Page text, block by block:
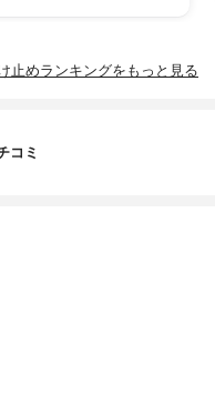
止めランキングをもっと見る
コミ